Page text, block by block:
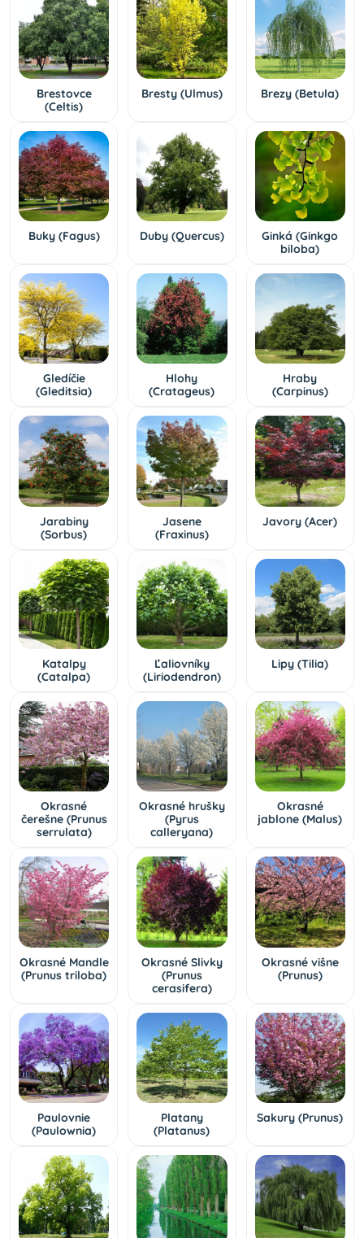
Brestovce
(Celtis)
Bresty (Ulmus) Brezy (Betula)
Buky (Fagus) Duby (Quercus)
Ginká (Ginkgo
biloba)
Gledíčie
(Gleditsia)
Hlohy
(Cratageus)
Hraby
(Carpinus)
Jarabiny
(Sorbus)
Jasene
(Fraxinus)
Javory (Acer)
Katalpy
(Catalpa)
Ľaliovníky
(Liriodendron)
Lipy (Tilia)
Okrasné
čerešne (Prunus
serrulata)
Okrasné hrušky
(Pyrus
calleryana)
Okrasné
jablone (Malus)
Okrasné Mandle
(Prunus triloba)
Okrasné Slivky
(Prunus
cerasifera)
Okrasné višne
(Prunus)
Paulovnie
(Paulownia)
Platany
(Platanus)
Sakury (Prunus)